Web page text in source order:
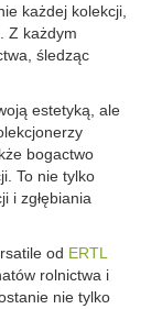
każdej kolekcji,
Z każdym
śledząc
estetyką, ale
bogactwo
To nie tylko
i zgłębiania
od ERTL
rolnictwa i
nie tylko